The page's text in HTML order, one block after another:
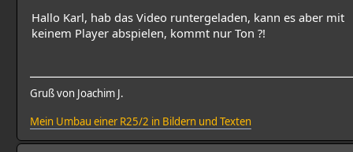
Hallo Karl, hab das Video runtergeladen, kann es aber mit
keinem Player abspielen, kommt nur Ton ?!
Gruß von Joachim J.
Mein Umbau einer R25/2 in Bildern und Texten